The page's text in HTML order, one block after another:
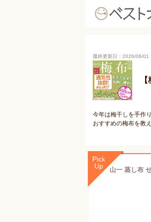
最終更新日：2026/06/01
今年は梅干しを手作
おすすめの梅布を教
Pick
Up